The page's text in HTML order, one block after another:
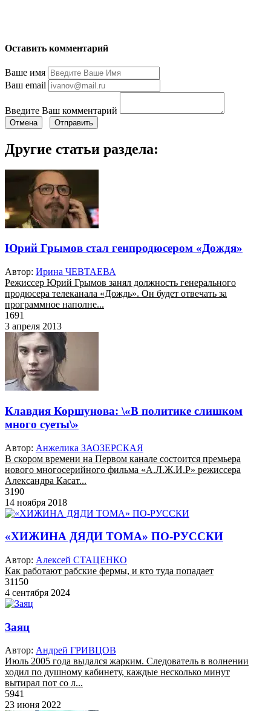
Оставить комментарий
Ваше имя
Ваш email
Введите Ваш комментарий
Отмена Отправить
Другие статьи раздела:
Юрий Грымов стал генпродюсером «Дождя»
Автор: Ирина ЧЕВТАЕВА
Режиссер Юрий Грымов занял должность генерального
продюсера телеканала «Дождь». Он будет отвечать за
программное наполне...
1691
3 апреля 2013
Клавдия Коршунова: \«В политике слишком
много суеты\»
Автор: Анжелика ЗАОЗЕРСКАЯ
В скором времени на Первом канале состоится премьера
нового многосерийного фильма «А.Л.Ж.И.Р» режиссера
Александра Касат...
3190
14 ноября 2018
«ХИЖИНА ДЯДИ ТОМА» ПО-РУССКИ
Автор: Алексей СТАЦЕНКО
Как работают рабские фермы, и кто туда попадает
31150
4 сентября 2024
Заяц
Автор: Андрей ГРИВЦОВ
Июль 2005 года выдался жарким. Следователь в волнении
ходил по душному кабинету, каждые несколько минут
вытирал пот со л...
5941
23 июня 2022